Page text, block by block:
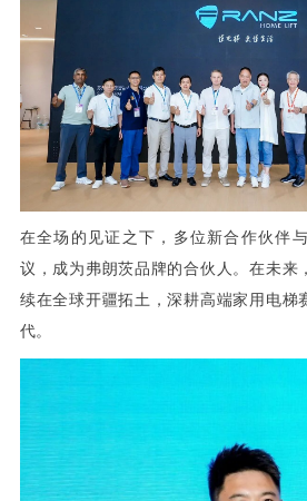
在全场的见证之下，多位新合作伙伴
议，成为弗朗茨品牌的合伙人。在未来
续在全球开疆拓土，深耕高端家用电梯
代。